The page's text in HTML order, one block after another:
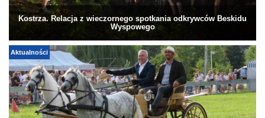
Kostrza. Relacja z wieczornego spotkania odkrywców Beskidu
Wyspowego
Aktualności